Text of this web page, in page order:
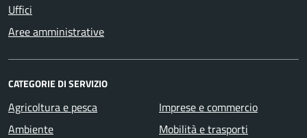
Uffici
Aree amministrative
CATEGORIE DI SERVIZIO
Agricoltura e pesca
Ambiente
Imprese e commercio
Mobilità e trasporti